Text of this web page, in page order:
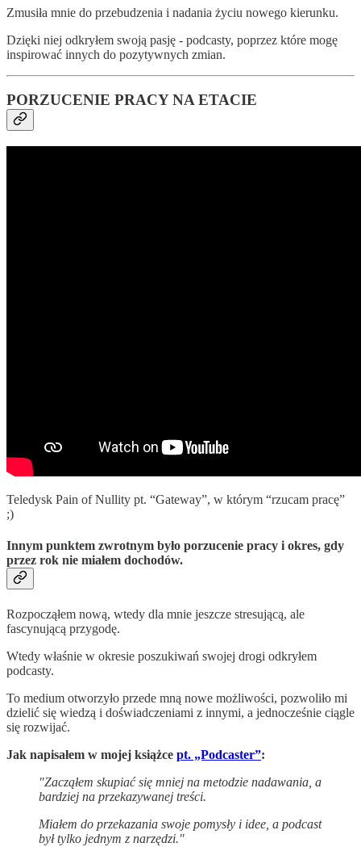
Zmusiła mnie do przebudzenia i nadania życiu nowego kierunku.
Dzięki niej odkryłem swoją pasję - podcasty, poprzez które mogę
inspirować innych do pozytywnych zmian.
PORZUCENIE PRACY NA ETACIE
Teledysk Pain of Nullity pt. “Gateway”, w którym “rzucam pracę”
;)
Innym punktem zwrotnym było porzucenie pracy i okres, gdy
przez rok nie miałem dochodów.
Rozpocząłem nową, wtedy dla mnie jeszcze stresującą, ale
fascynującą przygodę.
Wtedy właśnie w okresie poszukiwań swojej drogi odkryłem
podcasty.
To medium otworzyło przede mną nowe możliwości, pozwoliło mi
dzielić się wiedzą i doświadczeniami z innymi, a jednocześnie ciągle
się rozwijać.
Jak napisałem w mojej książce pt. „Podcaster”:
"Zacząłem skupiać się mniej na metodzie nadawania, a
bardziej na przekazywanej treści.
Miałem do przekazania swoje pomysły i idee, a podcast
był tylko jednym z narzędzi."